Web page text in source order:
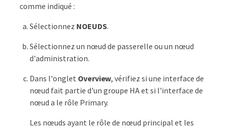
comme indiqué :
Sélectionnez NOEUDS.
Sélectionnez un nœud de passerelle ou un nœud
d'administration.
Dans l'onglet Overview, vérifiez si une interface de
nœud fait partie d'un groupe HA et si l'interface de
nœud a le rôle Primary.
Les nœuds ayant le rôle de nœud principal et les